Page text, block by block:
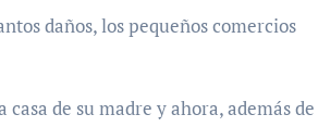
daños, los pequeños comercios
de su madre y ahora, además de